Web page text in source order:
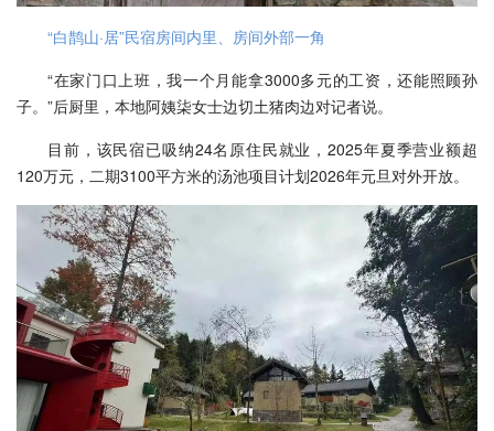
“白鹊山·居”民宿房间内里、房间外部一角
“在家门口上班，我一个月能拿3000多元的工资，还能照顾孙
子。”后厨里，本地阿姨柒女士边切土猪肉边对记者说。
目前，该民宿已吸纳24名原住民就业，2025年夏季营业额超
120万元，二期3100平方米的汤池项目计划2026年元旦对外开放。